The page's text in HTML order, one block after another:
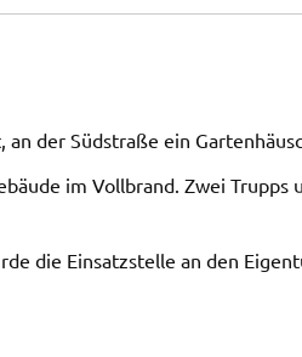
der Südstraße ein
im Vollbrand. Zwei
die Einsatzstelle an den